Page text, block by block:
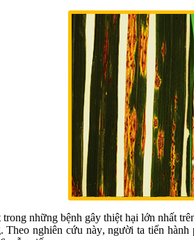
trong những bệnh gây thiệt hại lớn nhất
. Theo nghiên cứu này, người ta tiến hành